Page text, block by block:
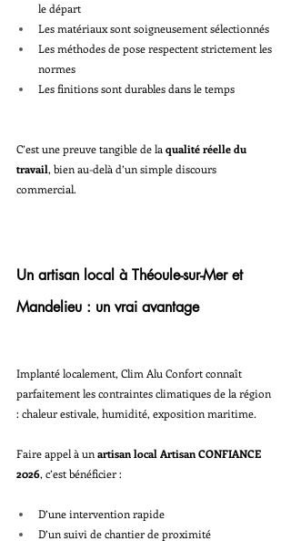
le départ
Les matériaux sont soigneusement sélectionnés
Les méthodes de pose respectent strictement les
normes
Les finitions sont durables dans le temps
C’est une preuve tangible de la qualité réelle du
travail, bien au-delà d’un simple discours
commercial.
Un artisan local à Théoule-sur-Mer et
Mandelieu : un vrai avantage
Implanté localement, Clim Alu Confort connaît
parfaitement les contraintes climatiques de la région
: chaleur estivale, humidité, exposition maritime.
Faire appel à un artisan local Artisan CONFIANCE
2026, c’est bénéficier :
D’une intervention rapide
D’un suivi de chantier de proximité